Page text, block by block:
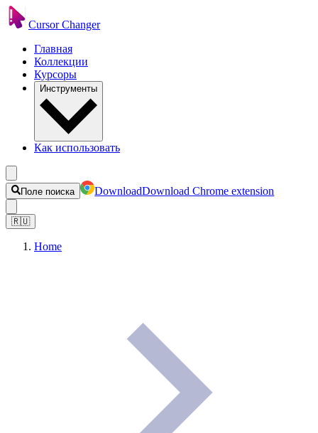
Cursor Changer
Главная
Коллекции
Курсоры
Инструменты
Как использовать
Поле поиска DownloadDownload Chrome extension
🇷🇺
Home